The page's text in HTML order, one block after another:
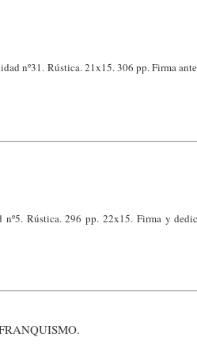
nº31. Rústica. 21x15. 306 pp. Firma
Rústica. 296 pp. 22x15. Firma y